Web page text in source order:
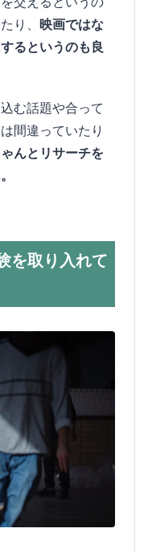
り、 映画ではな
るというのも良
む話題や合って
間違っていたり
んとリサーチを
を取り入れて